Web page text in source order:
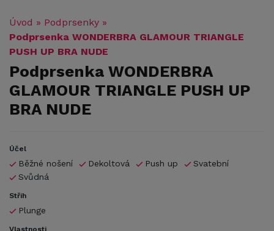
Úvod » Podprsenky »
Podprsenka WONDERBRA GLAMOUR TRIANGLE
PUSH UP BRA NUDE
Podprsenka WONDERBRA
GLAMOUR TRIANGLE PUSH UP
BRA NUDE
Účel
Běžné nošení Dekoltová Push up
Svatební
Svůdná
Střih
Plunge
Vlastnosti